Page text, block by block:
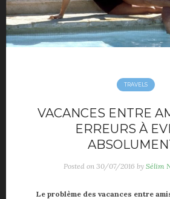
TRAVELS
VACANCES ENTRE
ERREURS À
Posted on 30/07/2016 by Sélim
Le problème des vacances entre